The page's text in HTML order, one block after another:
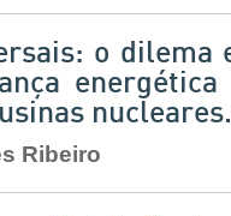
o dilema
nucleares.
Ribeiro